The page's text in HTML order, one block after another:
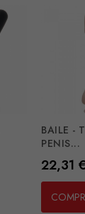
BAILE -
PENIS...
Preço
22,31 €